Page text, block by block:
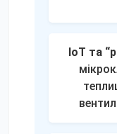
IoT та